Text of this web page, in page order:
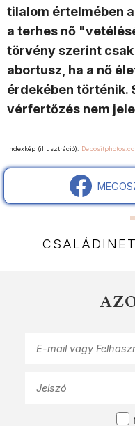
tilalom értelmében
a terhes nő
törvény szerint
abortusz, ha a nő
érdekében történik.
vérfertőzés nem
Indexkép (illusztráció):